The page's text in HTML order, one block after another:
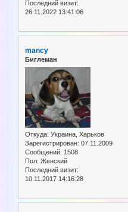
Последний визит:
26.11.2022 13:41:06
mancy
Биглеман
Откуда: Украина, Харьков
Зарегистрирован: 07.11.2009
Сообщений: 1508
Пол: Женский
Последний визит:
10.11.2017 14:16:28